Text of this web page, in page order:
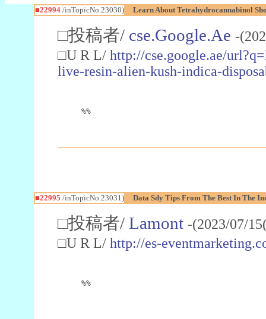
■22994/inTopicNo.23030) Learn About Tetrahydrocannabinol
□投稿者/ cse.Google.Ae -
□U R L/ http://cse.google.ae/
live-resin-alien-kush-indica-
%%
■22995 /inTopicNo.23031) Data Sdy Tips From The Best In The
□投稿者/ Lamont -(2023/07/
□U R L/ http://es-
%%